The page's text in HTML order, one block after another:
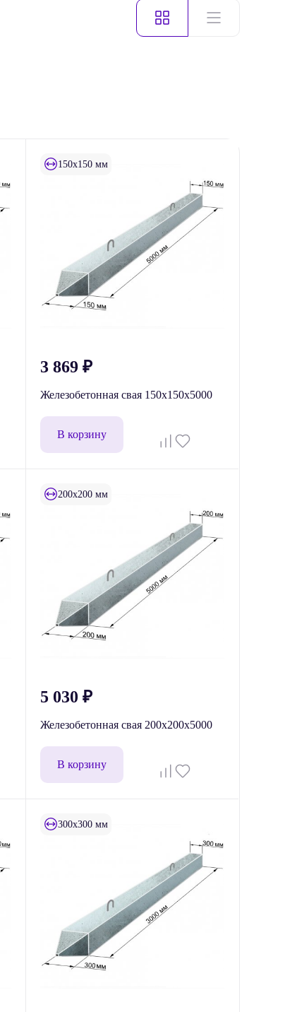
150x150 мм
3 869 ₽
Железобетонная свая 150x150x5000
В корзину
200x200 мм
5 030 ₽
Железобетонная свая 200х200х5000
В корзину
300x300 мм